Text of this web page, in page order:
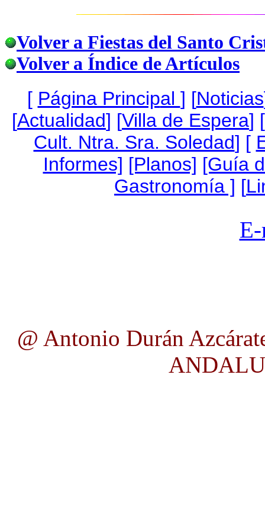
Volver a Fiestas del Santo
Volver a Índice de Artículos
[ Página Principal ] [Noticias
[Actualidad] [Villa de Espera] [
Cult. Ntra. Sra. Soledad] [
Informes] [Planos] [Guía
Gastronomía ] [
@ Antonio Durán